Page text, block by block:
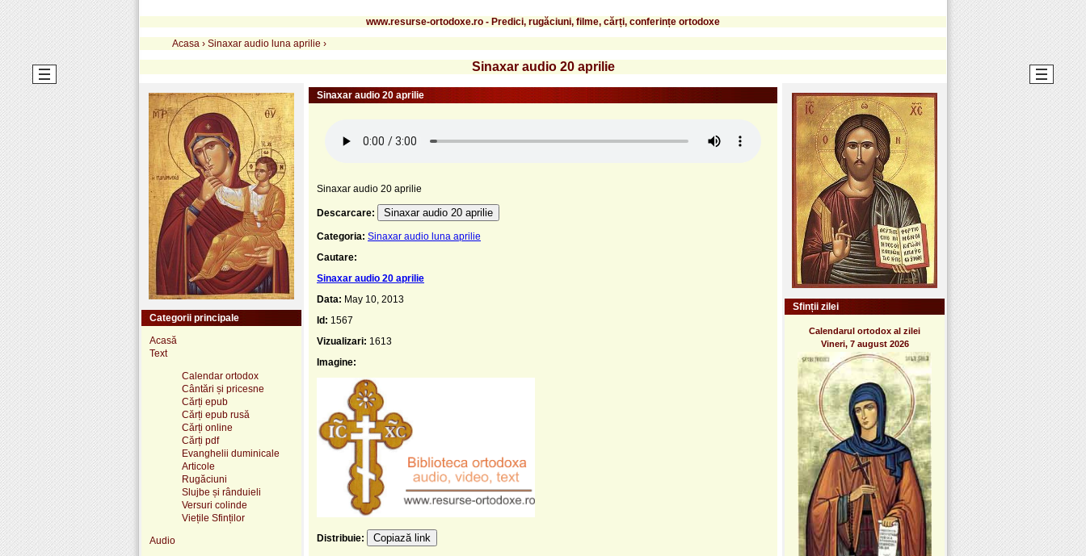
www.resurse-ortodoxe.ro - Predici, rugăciuni, filme, cărți, conferințe ortodoxe
Acasa › Sinaxar audio luna aprilie ›
Sinaxar audio 20 aprilie
Sinaxar audio 20 aprilie
Sinaxar audio 20 aprilie
Descarcare: Sinaxar audio 20 aprilie
Categoria: Sinaxar audio luna aprilie
Cautare:
Sinaxar audio 20 aprilie
Data: May 10, 2013
Id: 1567
Vizualizari: 1613
Imagine:
Distribuie: Copiază link
Categorii principale
Acasă
Text
Calendar ortodox
Cântări și pricesne
Cărți epub
Cărți epub rusă
Cărți online
Cărți pdf
Evanghelii duminicale
Articole
Rugăciuni
Slujbe și rânduieli
Versuri colinde
Viețile Sfinților
Audio
Sfinții zilei
Calendarul ortodox al zilei
Vineri, 7 august 2026